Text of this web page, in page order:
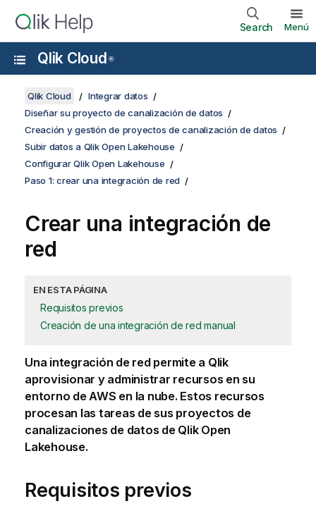
Search Menú
Qlik Cloud ®
Qlik Cloud
Integrar datos
Diseñar su proyecto de canalización de datos
Creación y gestión de proyectos de canalización de datos
Subir datos a Qlik Open Lakehouse
Configurar Qlik Open Lakehouse
Paso 1: crear una integración de red
Crear una integración de
red
EN ESTA PÁGINA
Requisitos previos
Creación de una integración de red manual
Una integración de red permite a Qlik
aprovisionar y administrar recursos en su
entorno de AWS en la nube. Estos recursos
procesan las tareas de sus proyectos de
canalizaciones de datos de Qlik Open
Lakehouse.
Requisitos previos